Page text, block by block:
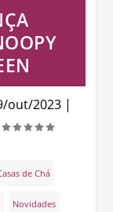
out/2023|
de Chá
Novidades